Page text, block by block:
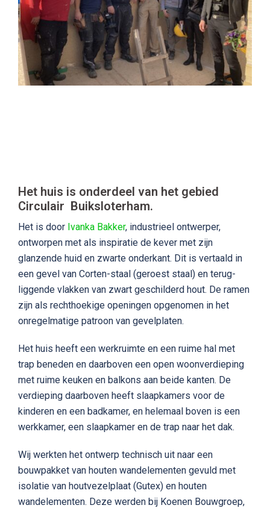
Het huis is onderdeel van het gebied
Circulair Buiksloterham.
Het is door Ivanka Bakker, industrieel ontwerper,
ontworpen met als inspiratie de kever met zijn
glanzende huid en zwarte onderkant. Dit is vertaald in
een gevel van Corten-staal (geroest staal) en terug-
liggende vlakken van zwart geschilderd hout. De ramen
zijn als rechthoekige openingen opgenomen in het
onregelmatige patroon van gevelplaten.
Het huis heeft een werkruimte en een ruime hal met
trap beneden en daarboven een open woonverdieping
met ruime keuken en balkons aan beide kanten. De
verdieping daarboven heeft slaapkamers voor de
kinderen en een badkamer, en helemaal boven is een
werkkamer, een slaapkamer en de trap naar het dak.
Wij werkten het ontwerp technisch uit naar een
bouwpakket van houten wandelementen gevuld met
isolatie van houtvezelplaat (Gutex) en houten
wandelementen. Deze werden bij Koenen Bouwgroep,